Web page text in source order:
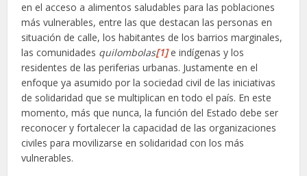
en el acceso a alimentos saludables para las poblaciones
más vulnerables, entre las que destacan las personas en
situación de calle, los habitantes de los barrios marginales,
las comunidades quilombolas[1]e indígenas y los
residentes de las periferias urbanas. Justamente en el
enfoque ya asumido por la sociedad civil de las iniciativas
de solidaridad que se multiplican en todo el país. En este
momento, más que nunca, la función del Estado debe ser
reconocer y fortalecer la capacidad de las organizaciones
civiles para movilizarse en solidaridad con los más
vulnerables.